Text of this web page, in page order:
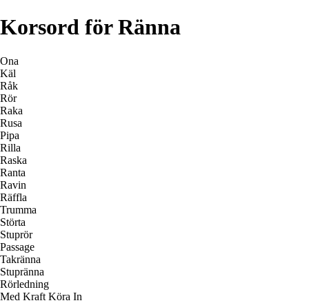
Korsord för Ränna
Ona
Käl
Råk
Rör
Raka
Rusa
Pipa
Rilla
Raska
Ranta
Ravin
Räffla
Trumma
Störta
Stuprör
Passage
Takränna
Stupränna
Rörledning
Med Kraft Köra In